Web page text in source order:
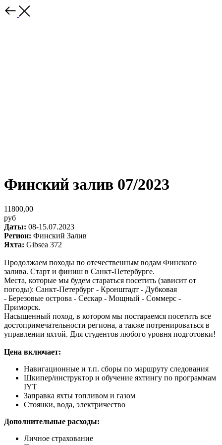
Финский залив 07/2023
11800,00
руб
Даты: 08-15.07.2023
Регион: Финский Залив
Яхта: Gibsea 372
Продолжаем походы по отечественным водам Финского
залива. Старт и финиш в Санкт-Петербурге.
Места, которые мы будем стараться посетить (зависит от
погоды): Санкт-Петербург - Кронштадт - Дубковая
- Березовые острова - Сескар - Мощный - Соммерс -
Приморск.
Насыщенный поход, в котором мы постараемся посетить все
достопримечательности региона, а также потренироваться в
управлении яхтой. Для студентов любого уровня подготовки!
Цена включает:
Навигационные и т.п. сборы по маршруту следования
Шкипер/инструктор и обучение яхтингу по программам
IYT
Заправка яхты топливом и газом
Стоянки, вода, электричество
Дополнительные расходы:
Личное страхование